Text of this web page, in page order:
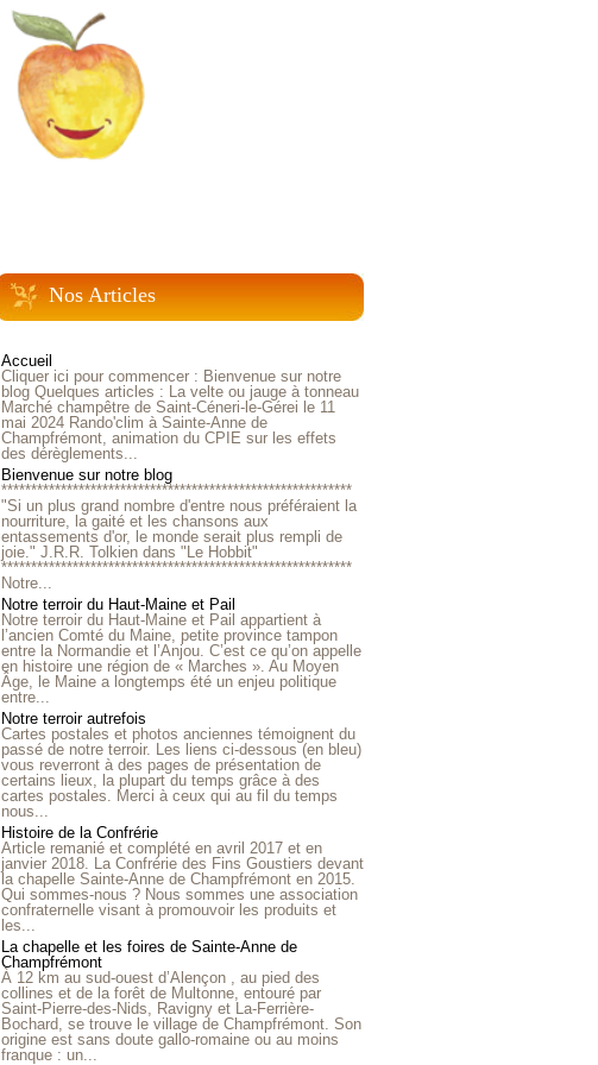
Nos Articles
Accueil
Cliquer ici pour commencer : Bienvenue sur notre
blog Quelques articles : La velte ou jauge à tonneau
Marché champêtre de Saint-Céneri-le-Gérei le 11
mai 2024 Rando'clim à Sainte-Anne de
Champfrémont, animation du CPIE sur les effets
des dérèglements...
Bienvenue sur notre blog
***********************************************************
"Si un plus grand nombre d'entre nous préféraient la
nourriture, la gaité et les chansons aux
entassements d'or, le monde serait plus rempli de
joie." J.R.R. Tolkien dans "Le Hobbit"
***********************************************************
Notre...
Notre terroir du Haut-Maine et Pail
Notre terroir du Haut-Maine et Pail appartient à
l’ancien Comté du Maine, petite province tampon
entre la Normandie et l’Anjou. C’est ce qu’on appelle
en histoire une région de « Marches ». Au Moyen
Âge, le Maine a longtemps été un enjeu politique
entre...
Notre terroir autrefois
Cartes postales et photos anciennes témoignent du
passé de notre terroir. Les liens ci-dessous (en bleu)
vous reverront à des pages de présentation de
certains lieux, la plupart du temps grâce à des
cartes postales. Merci à ceux qui au fil du temps
nous...
Histoire de la Confrérie
Article remanié et complété en avril 2017 et en
janvier 2018. La Confrérie des Fins Goustiers devant
la chapelle Sainte-Anne de Champfrémont en 2015.
Qui sommes-nous ? Nous sommes une association
confraternelle visant à promouvoir les produits et
les...
La chapelle et les foires de Sainte-Anne de
Champfrémont
À 12 km au sud-ouest d’Alençon , au pied des
collines et de la forêt de Multonne, entouré par
Saint-Pierre-des-Nids, Ravigny et La-Ferrière-
Bochard, se trouve le village de Champfrémont. Son
origine est sans doute gallo-romaine ou au moins
franque : un...